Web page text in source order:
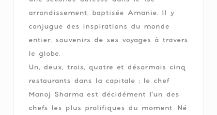
arrondissement, baptisée Amanie. Il y
conjugue des inspirations du monde
entier, souvenirs de ses voyages à travers
le globe.
Un, deux, trois, quatre et désormais cinq
restaurants dans la capitale ; le chef
Manoj Sharma est décidément l'un des
chefs les plus prolifiques du moment. Né